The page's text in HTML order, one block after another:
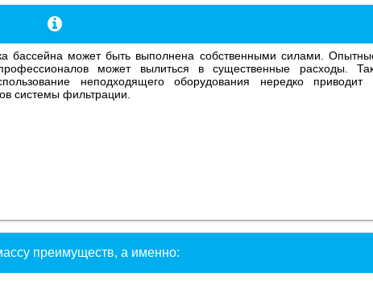
может вылиться в существенные расходы.
неподходящего оборудования нередко приводит
системы фильтрации.
преимуществ, а именно: